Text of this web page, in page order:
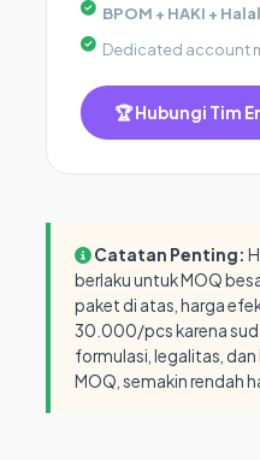
BPOM + HAKI +
Dedicated account
🏆 Hubungi Tim
Catatan Penting:
berlaku untuk MOQ
paket di atas, harga
30.000/pcs karena
formulasi, legalitas,
MOQ, semakin rendah